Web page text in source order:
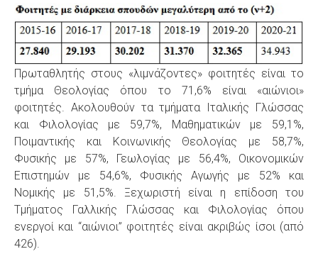
Πρωταθλητής στους «λιμνάζοντες» φοιτητές είναι το
τμήμα Θεολογίας όπου το 71,6% είναι «αιώνιοι»
φοιτητές. Ακολουθούν τα τμήματα Ιταλικής Γλώσσας
και Φιλολογίας με 59,7%, Μαθηματικών με 59,1%,
Ποιμαντικής και Κοινωνικής Θεολογίας με 58,7%,
Φυσικής με 57%, Γεωλογίας με 56,4%, Οικονομικών
Επιστημών με 54,6%, Φυσικής Αγωγής με 52% και
Νομικής με 51,5%. Ξεχωριστή είναι η επίδοση του
Τμήματος Γαλλικής Γλώσσας και Φιλολογίας όπου
ενεργοί και “αιώνιοι” φοιτητές είναι ακριβώς ίσοι (από
426).